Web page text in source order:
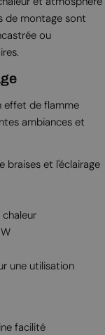
de montage sont
ou
effet de flamme
ambiances et
braises et l'éclairage
une utilisation
facilité